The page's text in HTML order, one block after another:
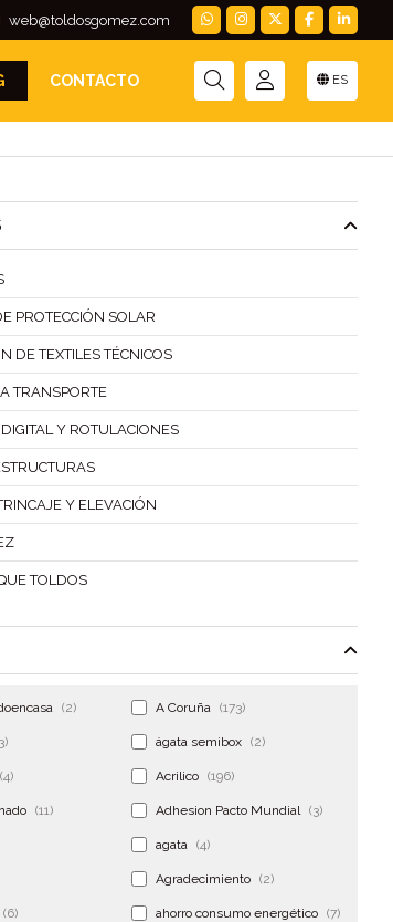
web@toldosgomez.com
CONTACTO ES
PROTECCIÓN SOLAR
DE TEXTILES TÉCNICOS
TRANSPORTE
Y ROTULACIONES
Y ELEVACIÓN
TOLDOS
(2) A Coruña (173)
ágata semibox (2)
(4) Acrilico (196)
(11) Adhesion Pacto Mundial (3)
agata (4)
Agradecimiento (2)
(6) ahorro consumo energético (7)